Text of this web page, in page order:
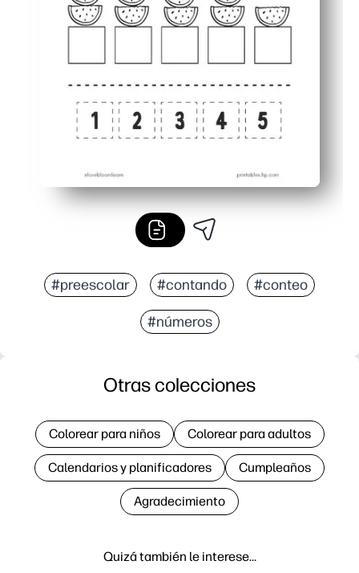
#preescolar #contando #conteo
#números
Quizá también le interese…
Otras colecciones
Colorear para niños Colorear para adultos
Calendarios y planificadores Cumpleaños
Agradecimiento